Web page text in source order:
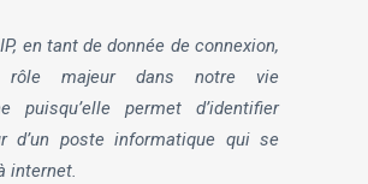
en tant de donnée de connexion,
majeur dans notre vie
puisqu’elle permet d’identifier
d’un poste informatique qui se
internet.